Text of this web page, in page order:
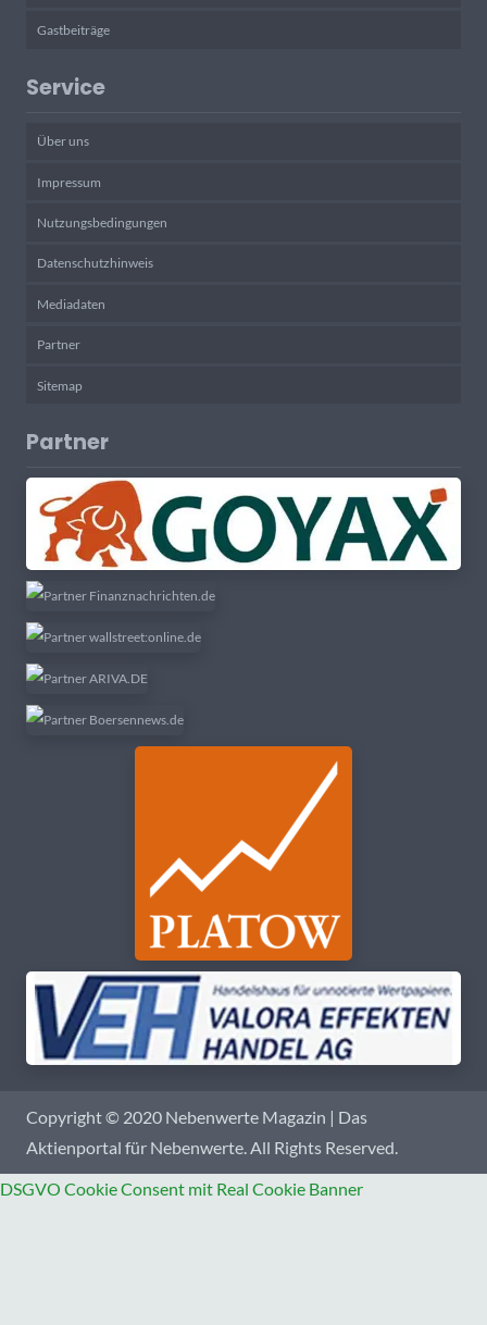
Gastbeiträge
Service
Über uns
Impressum
Nutzungsbedingungen
Datenschutzhinweis
Mediadaten
Partner
Sitemap
Partner
Copyright © 2020 Nebenwerte Magazin | Das
Aktienportal für Nebenwerte. All Rights Reserved.
DSGVO Cookie Consent mit Real Cookie Banner